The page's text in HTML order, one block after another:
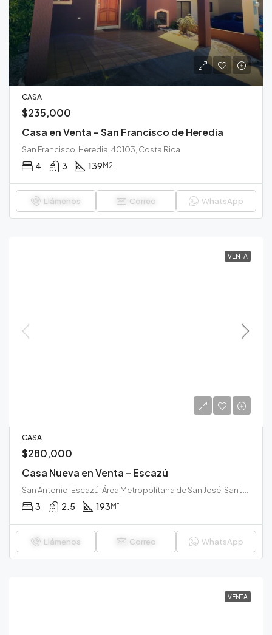
CASA
$235,000
Casa en Venta – San Francisco de Heredia
San Francisco, Heredia, 40103, Costa Rica
4 3 139M2
Llámenos Correo WhatsApp
VENTA
CASA
$280,000
Casa Nueva en Venta – Escazú
3 2.5 193M"
Llámenos Correo WhatsApp
VENTA